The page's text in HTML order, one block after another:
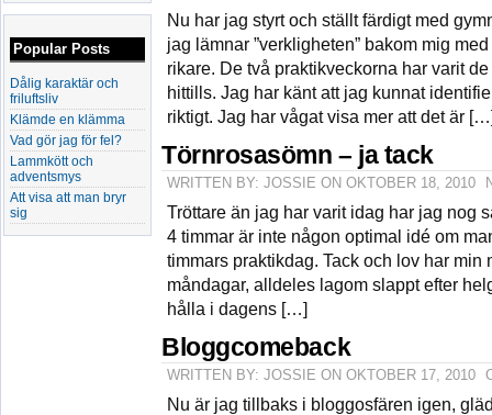
Popular Posts
Dålig karaktär och
friluftsliv
Klämde en klämma
Vad gör jag för fel?
Lammkött och
adventsmys
Att visa att man bryr
sig
Nu har jag styrt och ställt färdigt med
jag lämnar ”verkligheten” bakom mig
rikare. De två praktikveckorna har varit
hittills. Jag har känt att jag kunnat
riktigt. Jag har vågat visa mer att det är
Törnrosasömn – ja tack
WRITTEN BY: JOSSIE ON OKTOBER 18, 2010
Tröttare än jag har varit idag har jag nog
4 timmar är inte någon optimal idé om
timmars praktikdag. Tack och lov har min
måndagar, alldeles lagom slappt efter
hålla i dagens […]
Bloggcomeback
WRITTEN BY: JOSSIE ON OKTOBER 17, 2010
Nu är jag tillbaks i bloggosfären igen,